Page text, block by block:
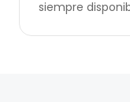
siempre